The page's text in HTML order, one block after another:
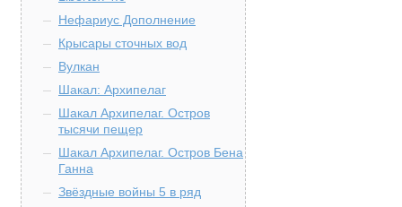
Нефариус Дополнение
Крысары сточных вод
Вулкан
Шакал: Архипелаг
Шакал Архипелаг. Остров
тысячи пещер
Шакал Архипелаг. Остров Бена
Ганна
Звёздные войны 5 в ряд